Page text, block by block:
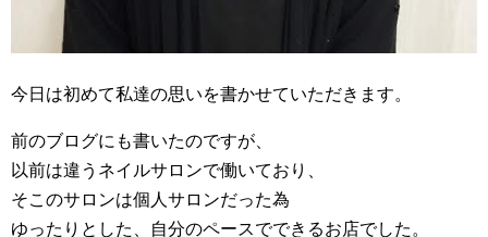
今日は初めて私達の思いを書かせていただきます。
前のブログにも書いたのですが、
以前は違うネイルサロンで働いており、
そこのサロンは個人サロンだった為
ゆったりとした、自分のペースでできるお店でした。